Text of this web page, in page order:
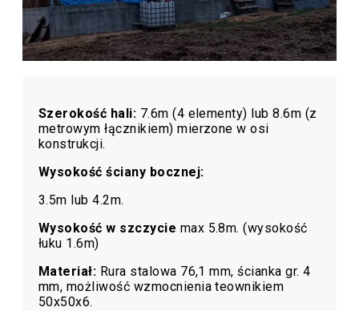
Szerokość hali: 7.6m (4 elementy) lub 8.6m (z
metrowym łącznikiem) mierzone w osi
konstrukcji.
Wysokość ściany bocznej:
3.5m lub 4.2m.
Wysokość w szczycie max 5.8m. (wysokość
łuku 1.6m)
Materiał: Rura stalowa 76,1 mm, ścianka gr. 4
mm, możliwość wzmocnienia teownikiem
50x50x6.